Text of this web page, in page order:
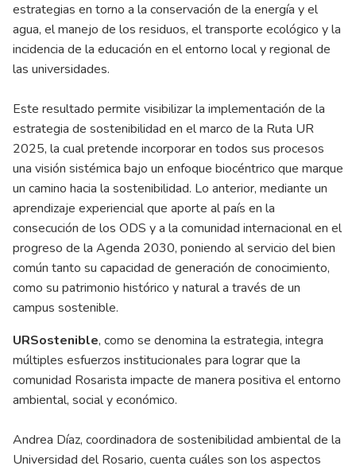
estrategias en torno a la conservación de la energía y el
agua, el manejo de los residuos, el transporte ecológico y la
incidencia de la educación en el entorno local y regional de
las universidades.
Este resultado permite visibilizar la implementación de la
estrategia de sostenibilidad en el marco de la Ruta UR
2025, la cual pretende incorporar en todos sus procesos
una visión sistémica bajo un enfoque biocéntrico que marque
un camino hacia la sostenibilidad. Lo anterior, mediante un
aprendizaje experiencial que aporte al país en la
consecución de los ODS y a la comunidad internacional en el
progreso de la Agenda 2030, poniendo al servicio del bien
común tanto su capacidad de generación de conocimiento,
como su patrimonio histórico y natural a través de un
campus sostenible.
URSostenible, como se denomina la estrategia, integra
múltiples esfuerzos institucionales para lograr que la
comunidad Rosarista impacte de manera positiva el entorno
ambiental, social y económico.
Andrea Díaz, coordinadora de sostenibilidad ambiental de la
Universidad del Rosario, cuenta cuáles son los aspectos